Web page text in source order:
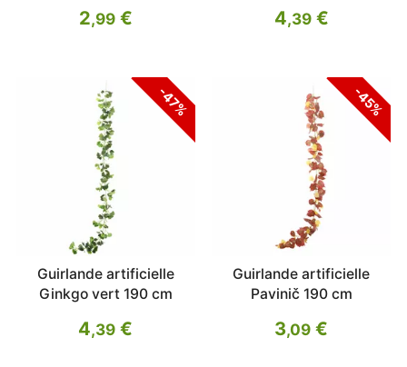
2,99€ 4,39€
-47%
Guirlande artificielle
Ginkgo vert 190 cm
4,39 €
-45%
Guirlande artificielle
Pavinič 190 cm
3,09 €